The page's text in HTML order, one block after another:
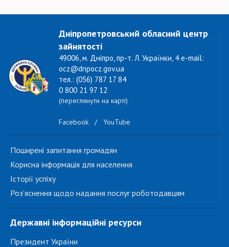
Дніпропетровський обласний центр
зайнятості
49006, м. Дніпро, пр-т. Л. Українки, 4 e-mail:
ocz@dnpocz.gov.ua
тел.: (056) 787 17 84
0 800 21 97 12
(переглянути на карті)
Facebook / YouTube
Поширені запитання громадян
Корисна інформація для населення
Історії успіху
Роз'яснення щодо надання послуг роботодавцям
Державні інформаційні ресурси
Президент України